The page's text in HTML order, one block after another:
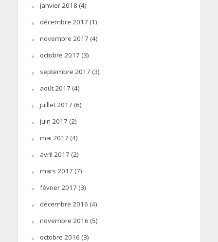
janvier 2018 (4)
décembre 2017 (1)
novembre 2017 (4)
octobre 2017 (3)
septembre 2017 (3)
août 2017 (4)
juillet 2017 (6)
juin 2017 (2)
mai 2017 (4)
avril 2017 (2)
mars 2017 (7)
février 2017 (3)
décembre 2016 (4)
novembre 2016 (5)
octobre 2016 (3)